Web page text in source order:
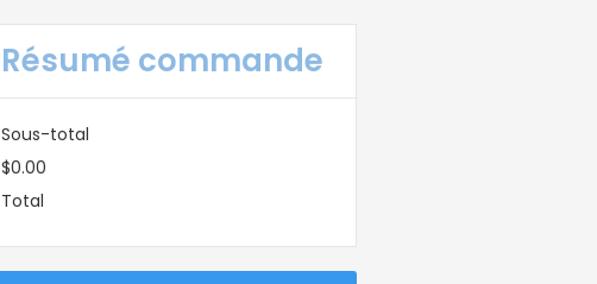
Résumé commande
Sous-total
$0.00
Total